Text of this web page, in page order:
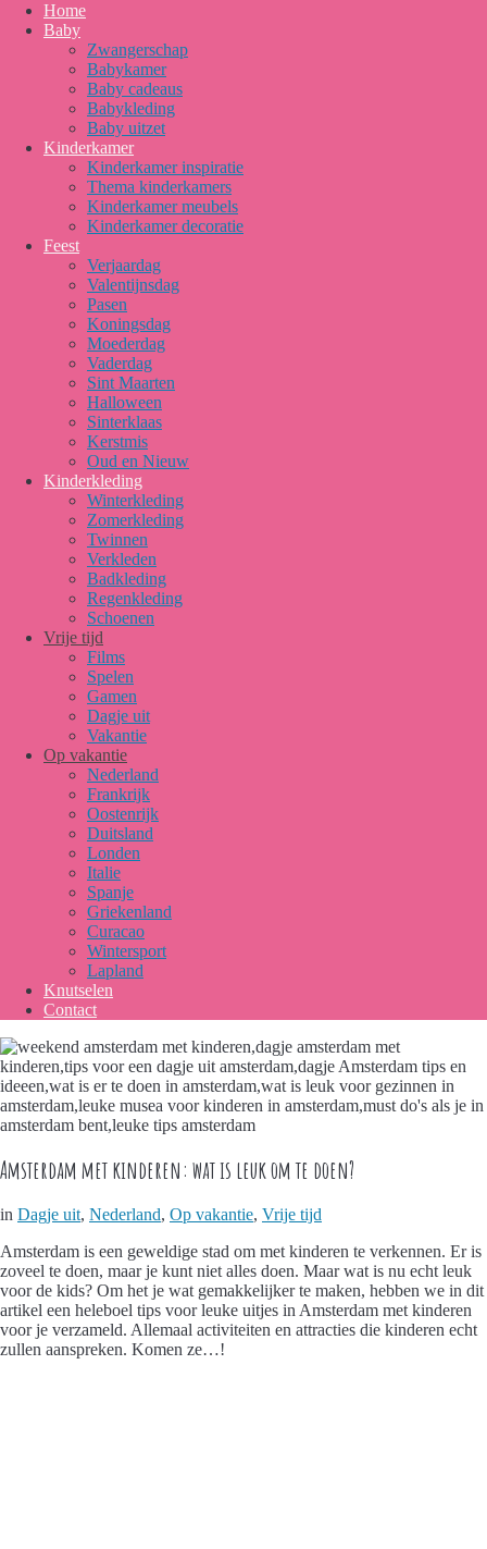
Home
Baby
Zwangerschap
Babykamer
Baby cadeaus
Babykleding
Baby uitzet
Kinderkamer
Kinderkamer inspiratie
Thema kinderkamers
Kinderkamer meubels
Kinderkamer decoratie
Feest
Verjaardag
Valentijnsdag
Pasen
Koningsdag
Moederdag
Vaderdag
Sint Maarten
Halloween
Sinterklaas
Kerstmis
Oud en Nieuw
Kinderkleding
Winterkleding
Zomerkleding
Twinnen
Verkleden
Badkleding
Regenkleding
Schoenen
Vrije tijd
Films
Spelen
Gamen
Dagje uit
Vakantie
Op vakantie
Nederland
Frankrijk
Oostenrijk
Duitsland
Londen
Italie
Spanje
Griekenland
Curacao
Wintersport
Lapland
Knutselen
Contact
Amsterdam met kinderen: wat is leuk om te doen?
in Dagje uit, Nederland, Op vakantie, Vrije tijd
Amsterdam is een geweldige stad om met kinderen te verkennen. Er is
zoveel te doen, maar je kunt niet alles doen. Maar wat is nu echt leuk
voor de kids? Om het je wat gemakkelijker te maken, hebben we in dit
artikel een heleboel tips voor leuke uitjes in Amsterdam met kinderen
voor je verzameld. Allemaal activiteiten en attracties die kinderen echt
zullen aanspreken. Komen ze…!